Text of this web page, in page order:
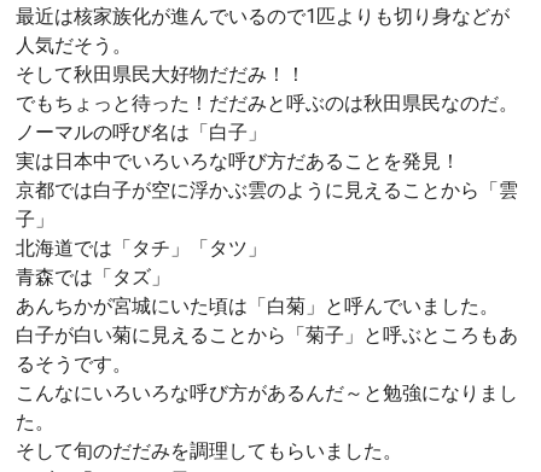
最近は核家族化が進んでいるので1匹よりも切り身などが
人気だそう。
そして秋田県民大好物だだみ！！
でもちょっと待った！だだみと呼ぶのは秋田県民なのだ。
ノーマルの呼び名は「白子」
実は日本中でいろいろな呼び方だあることを発見！
京都では白子が空に浮かぶ雲のように見えることから「雲
子」
北海道では「タチ」「タツ」
青森では「タズ」
あんちかが宮城にいた頃は「白菊」と呼んでいました。
白子が白い菊に見えることから「菊子」と呼ぶところもあ
るそうです。
こんなにいろいろな呼び方があるんだ～と勉強になりまし
た。
そして旬のだだみを調理してもらいました。